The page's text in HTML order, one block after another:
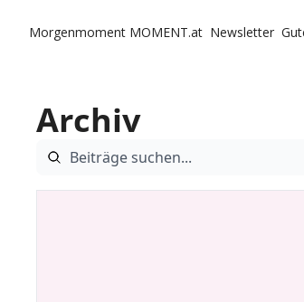
Morgenmoment MOMENT.at Newsletter
Archiv